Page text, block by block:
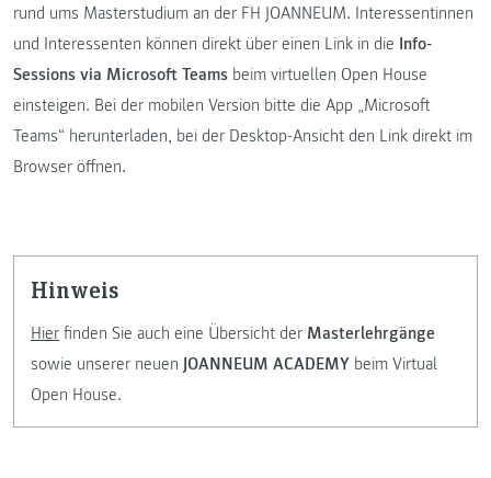
rund ums Masterstudium an der FH JOANNEUM. Interessentinnen
und Interessenten können direkt über einen Link in die Info-
Sessions via Microsoft Teams beim virtuellen Open House
einsteigen. Bei der mobilen Version bitte die App „Microsoft
Teams“ herunterladen, bei der Desktop-Ansicht den Link direkt im
Browser öffnen.
Hinweis
Hier finden Sie auch eine Übersicht der Masterlehrgänge
sowie unserer neuen JOANNEUM ACADEMY beim Virtual
Open House.